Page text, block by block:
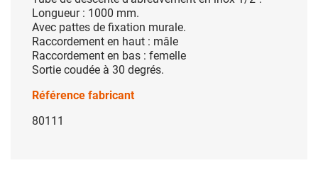
Longueur : 1000 mm.
Avec pattes de fixation murale.
Raccordement en haut : mâle
Raccordement en bas : femelle
Sortie coudée à 30 degrés.
Référence fabricant
80111